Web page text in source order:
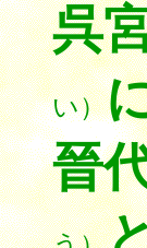
呉
い）
晉